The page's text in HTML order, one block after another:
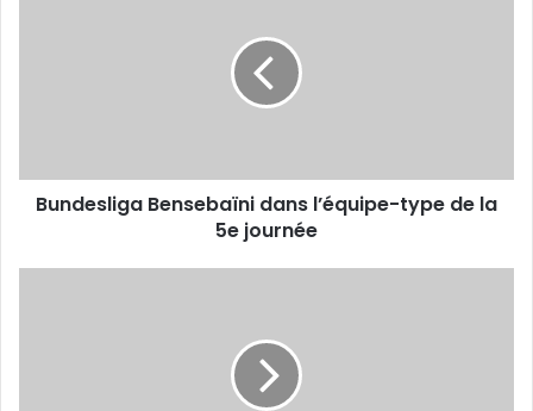
journée
Bundesliga Bensebaïni dans l’équipe-type de la
5e journée